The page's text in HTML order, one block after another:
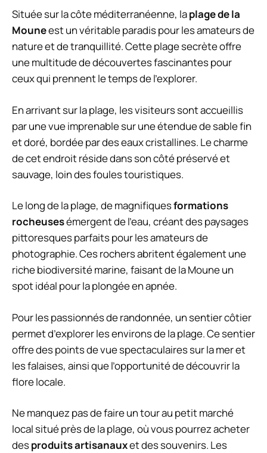
Située sur la côte méditerranéenne, laplage de la
Mouneest un véritable paradis pour les amateurs de
nature et de tranquillité. Cette plage secrète offre
une multitude de découvertes fascinantes pour
ceux qui prennent le temps de l’explorer.
En arrivant sur la plage, les visiteurs sont accueillis
par une vue imprenable sur une étendue de sable fin
et doré, bordée par des eaux cristallines. Le charme
de cet endroit réside dans son côté préservé et
sauvage, loin des foules touristiques.
Le long de la plage, de magnifiquesformations
rocheusesémergent de l’eau, créant des paysages
pittoresques parfaits pour les amateurs de
photographie. Ces rochers abritent également une
riche biodiversité marine, faisant de la Moune un
spot idéal pour la plongée en apnée.
Pour les passionnés de randonnée, un sentier côtier
permet d’explorer les environs de la plage. Ce sentier
offre des points de vue spectaculaires sur la mer et
les falaises, ainsi que l’opportunité de découvrir la
flore locale.
Ne manquez pas de faire un tour au petit marché
local situé près de la plage, où vous pourrez acheter
desproduits artisanauxet des souvenirs. Les